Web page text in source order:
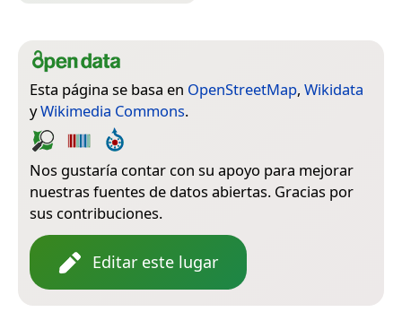
Esta página se basa en OpenStreetMap, Wikidata
yWikimedia Commons.
Nos gustaría contar con su apoyo para mejorar
nuestras fuentes de datos abiertas. Gracias por
sus contribuciones.
Editar este lugar